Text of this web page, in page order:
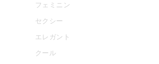
フェミニン
セクシー
エレガント
クール